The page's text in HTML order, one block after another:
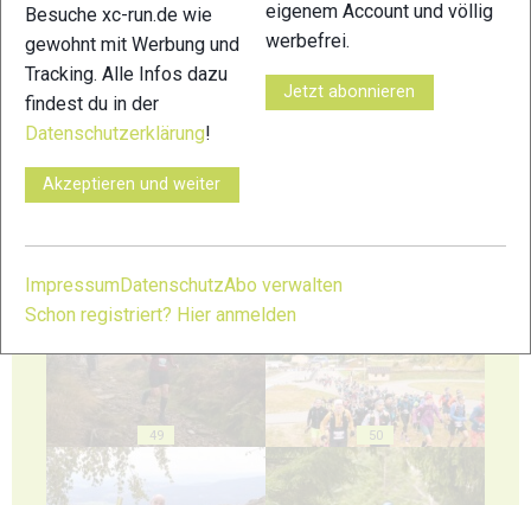
46
49 50
Besuche xc-run.de wie
gewohnt mit Werbung und
Tracking. Alle Infos dazu
findest du in der
Datenschutzerklärung!
Akzeptieren und weiter
eigenem Account und völlig
werbefrei.
Jetzt abonnieren
Impressum DatenschutzAbo verwalten
Schon registriert? Hier anmelden